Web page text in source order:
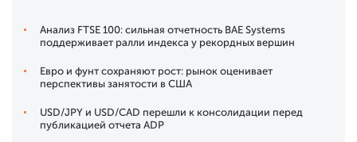
Анализ FTSE 100: сильная отчетность BAE Systems
поддерживает ралли индекса у рекордных вершин
Евро и фунт сохраняют рост: рынок оценивает
перспективы занятости в США
USD/JPY и USD/CAD перешли к консолидации перед
публикацией отчета ADP